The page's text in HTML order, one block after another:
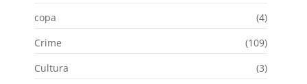
copa
(4)
Crime
(109)
Cultura
(3)